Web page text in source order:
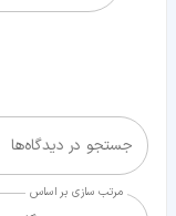
جستجو در دیدگاه‌ها
مرتب سازی بر اساس